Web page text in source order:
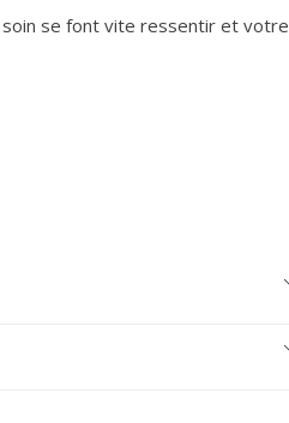
soin se font vite ressentir et votre